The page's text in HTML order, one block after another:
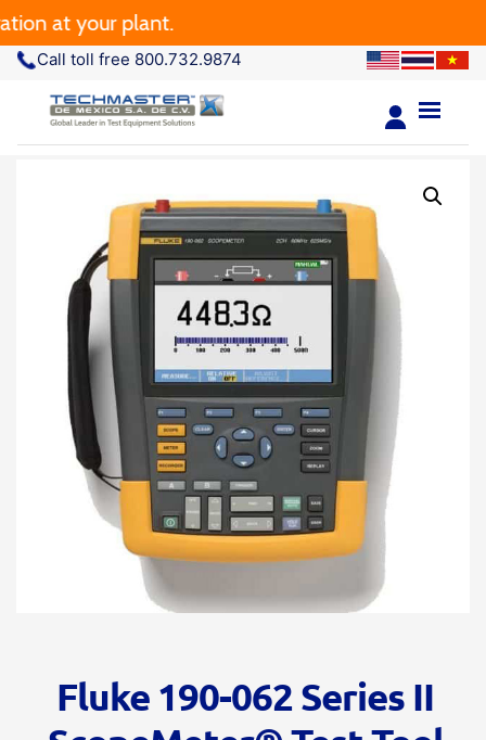
at your plant.
Call toll free 800.732.9874
Fluke 190-062 Series II